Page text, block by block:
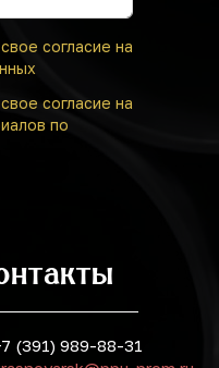
свое согласие на
свое согласие на
по
(391) 989-88-31